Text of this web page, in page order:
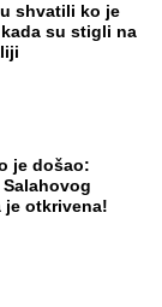
shvatili ko je
su stigli na
je došao:
je otkrivena!